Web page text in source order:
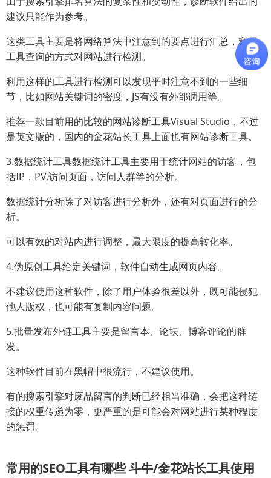
建议只能作为参考。
这类工具主要是将网络算法中注意到的要点进行汇总，利用
工具查询的方式对网站进行检测。
利用这样的工具进行检测可以发现平时注意不到的一些细
节，比如网站关键词的密度，JS有没有外部调用等。
推荐一款目前用的比较的网站诊断工具Visual Studio，不过
是英文版的，国内的金花站长工具上面也有网站诊断工具。
3.数据统计工具数据统计工具主要用于统计网站的访客，包
括IP，PV,访问页面，访问人群等的分析。
数据统计分析除了对访客进行分析外，还有对页面进行的分
析。
可以有效的对站内进行调整，最大限度的提高转化率。
4.伪原创工具给定关键词，软件自动生成网页内容。
不建议使用这种软件，除了用户体验很差以外，既可能侵犯
他人版权，也可能有复制内容问题。
5.批量发布外链工具主要是留言本、论坛、博客评论的群
发。
这种软件目前在黑帽中很流行，不建议使用。
有的搜索引擎对废品留言的判断已经相当准确，会把这种链
接的权重传递为零，更严重的是可能会对网站进行某种程度
的惩罚。
常用的SEO工具有哪些 斗牛/金花站长工具使用